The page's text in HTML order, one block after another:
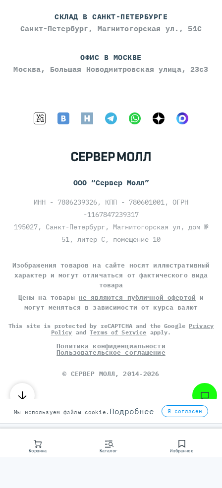
Корзина Каталог Избранное
СКЛАД В САНКТ-ПЕТЕРБУРГЕ
Санкт-Петербург, Магнитогорская ул., 51С
ОФИС В МОСКВЕ
Москва, Большая Новодмитровская улица, 23с3
ООО “Сервер Молл”
ИНН - 7806239326, КПП - 780601001, ОГРН
-1167847239317
195027, Санкт-Петербург, Магнитогорская ул, дом №
51, литер С, помещение 10
Изображения товаров на сайте носят иллюстративный
характер и могут отличаться от фактического вида
товара
Цены на товары не являются публичной офертой и
могут меняться в зависимости от курса валют
This site is protected by reCAPTCHA and the Google Privacy
Policy andTerms of Service apply.
Политика конфиденциальности
Пользовательское соглашение
© СЕРВЕР МОЛЛ, 2014-2026
Мы используем файлы cookie. Подробнее Я согласен